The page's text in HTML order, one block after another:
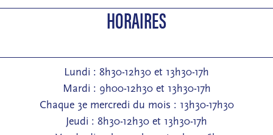
HORAIRES
Lundi : 8h30-12h30 et 13h30-17h
Mardi : 9h00-12h30 et 13h30-17h
Chaque 3e mercredi du mois : 13h30-17h30
Jeudi : 8h30-12h30 et 13h30-17h